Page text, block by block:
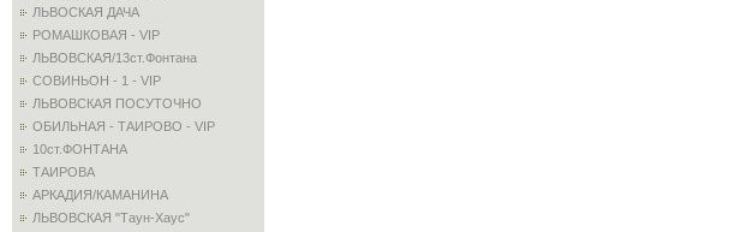
ЛЬВОСКАЯ ДАЧА
РОМАШКОВАЯ - VIP
ЛЬВОВСКАЯ/13ст.Фонтана
СОВИНЬОН - 1 - VIP
ЛЬВОВСКАЯ ПОСУТОЧНО
ОБИЛЬНАЯ - ТАИРОВО - VIP
10ст.ФОНТАНА
ТАИРОВА
АРКАДИЯ/КАМАНИНА
ЛЬВОВСКАЯ "Таун-Хаус"